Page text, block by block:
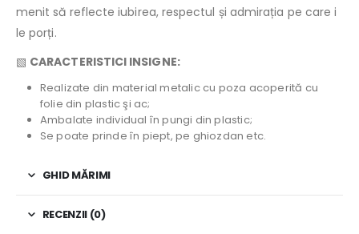
menit să reflecte iubirea, respectul și admirația pe care i
le porți.
▧ CARACTERISTICI INSIGNE:
Realizate din material metalic cu poza acoperită cu
folie din plastic şi ac;
Ambalate individual în pungi din plastic;
Se poate prinde în piept, pe ghiozdan etc.
GHID MĂRIMI
RECENZII (0)